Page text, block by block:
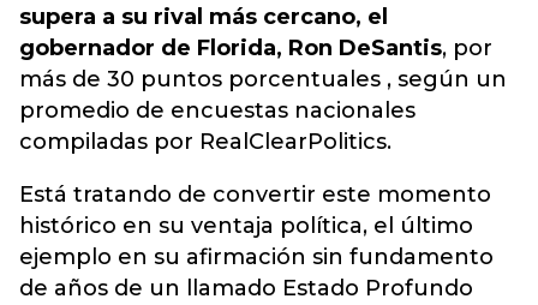
supera a su rival más cercano, el
gobernador de Florida, Ron DeSantis, por
más de 30 puntos porcentuales , según un
promedio de encuestas nacionales
compiladas por RealClearPolitics.
Está tratando de convertir este momento
histórico en su ventaja política, el último
ejemplo en su afirmación sin fundamento
de años de un llamado Estado Profundo